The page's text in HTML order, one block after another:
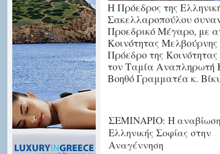
Η Πρόεδρος της
Σακελλαροπούλου
Προεδρικό Μέγαρο, με
Κοινότητας
Πρόεδρο της
τον Ταμία Αναπληρωτή
Βοηθό Γραμματέα κ.
ΣΕΜΙΝΑΡΙΟ: Η
Ελληνικής Σοφίας στην
Αναγέννηση